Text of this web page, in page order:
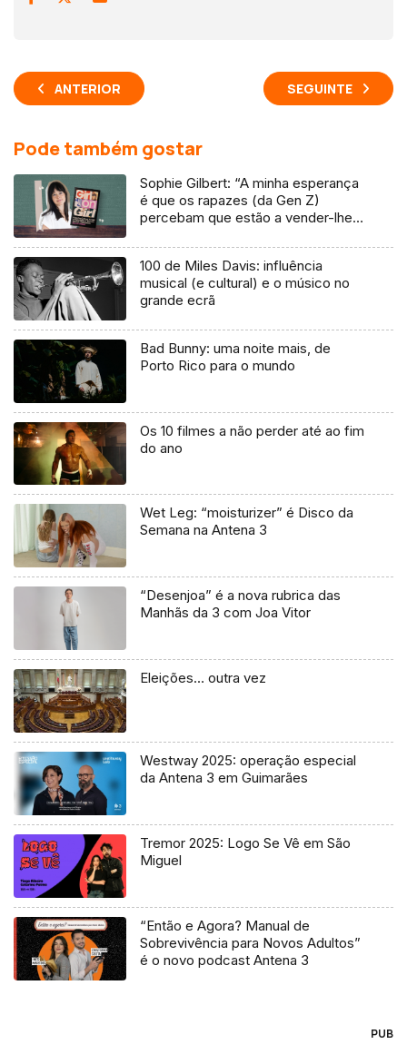
ANTERIOR SEGUINTE
Pode também gostar
Sophie Gilbert: “A minha esperança
é que os rapazes (da Gen Z)
percebam que estão a vender-lhes
100 de Miles Davis: influência
musical (e cultural) e o músico no
grande ecrã
Bad Bunny: uma noite mais, de
Porto Rico para o mundo
Os 10 filmes a não perder até ao fim
do ano
Wet Leg: “moisturizer” é Disco da
Semana na Antena 3
“Desenjoa” é a nova rubrica das
Manhãs da 3 com Joa Vitor
Eleições… outra vez
Westway 2025: operação especial
da Antena 3 em Guimarães
Tremor 2025: Logo Se Vê em São
Miguel
“Então e Agora? Manual de
Sobrevivência para Novos Adultos”
é o novo podcast Antena 3
PUB